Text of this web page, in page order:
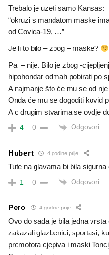
Trebalo je uzeti samo Kansas:
“okruzi s mandatom maske
od Covida-19, …”
Je li to bilo – zbog – maske?
Pa, – nije. Bilo je zbog -
hipohondar odmah pobirati po
A najmanje što će mu se od
Onda će mu se dogoditi kovid
A o drugim stvarima se ovdje
4 0 Odgovori
Hubert 4 godine prije
Tute na glavama bi bila sigurna
1 0 Odgovori
Pero 4 godine prije
Ovo do sada je bila jedna
zakazali glazbenici, sportasi,
promotora cjepiva i maski